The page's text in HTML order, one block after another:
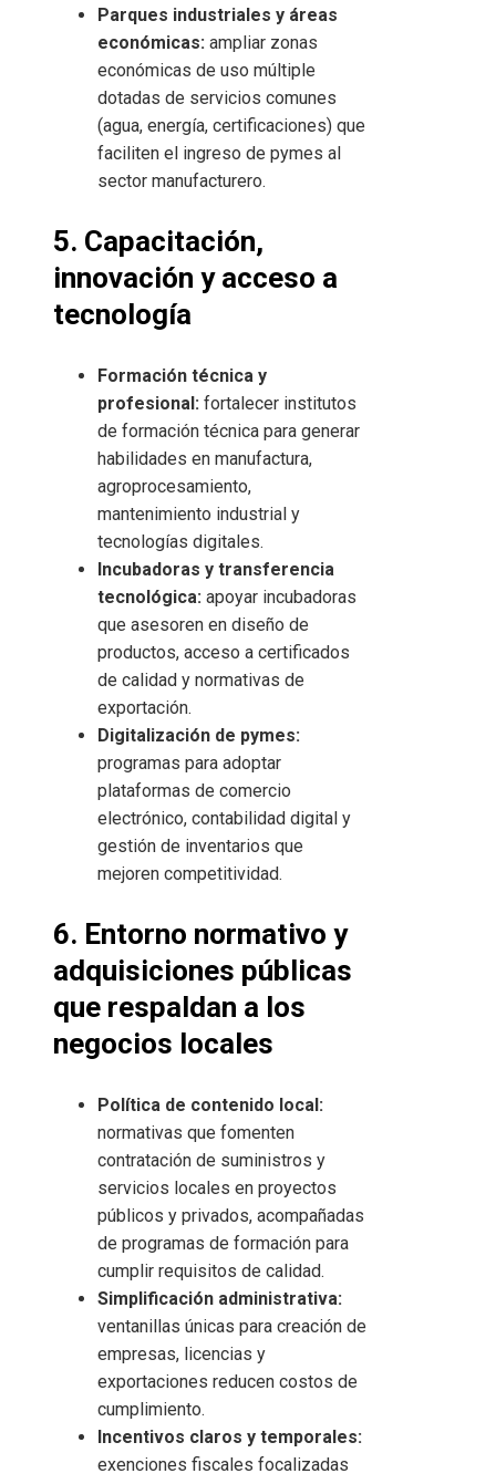
Parques industriales y áreas
económicas: ampliar zonas
económicas de uso múltiple
dotadas de servicios comunes
(agua, energía, certificaciones) que
faciliten el ingreso de pymes al
sector manufacturero.
5. Capacitación,
innovación y acceso a
tecnología
Formación técnica y
profesional: fortalecer institutos
de formación técnica para generar
habilidades en manufactura,
agroprocesamiento,
mantenimiento industrial y
tecnologías digitales.
Incubadoras y transferencia
tecnológica: apoyar incubadoras
que asesoren en diseño de
productos, acceso a certificados
de calidad y normativas de
exportación.
Digitalización de pymes:
programas para adoptar
plataformas de comercio
electrónico, contabilidad digital y
gestión de inventarios que
mejoren competitividad.
6. Entorno normativo y
adquisiciones públicas
que respaldan a los
negocios locales
Política de contenido local:
normativas que fomenten
contratación de suministros y
servicios locales en proyectos
públicos y privados, acompañadas
de programas de formación para
cumplir requisitos de calidad.
Simplificación administrativa:
ventanillas únicas para creación de
empresas, licencias y
exportaciones reducen costos de
cumplimiento.
Incentivos claros y temporales:
exenciones fiscales focalizadas